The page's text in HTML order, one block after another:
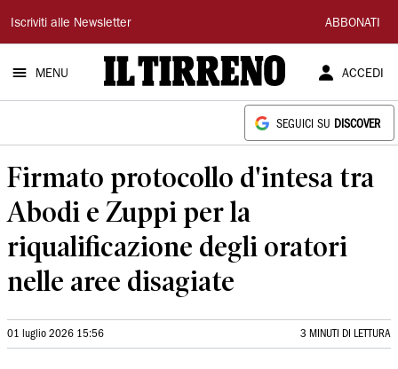
Il
Tirreno
Iscriviti alle Newsletter ABBONATI
MENU ACCEDI
SEGUICI SU DISCOVER
Firmato protocollo d'intesa tra
Abodi e Zuppi per la
riqualificazione degli oratori
nelle aree disagiate
01 luglio 2026 15:56 3 MINUTI DI LETTURA